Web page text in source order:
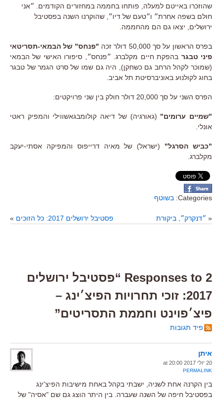
שהוזכרו באייטם למעלה, פותחו בחממה במחזורים הקודמים. ״אני
חולם בשפה אחרת״ ו״טעם של דיו״, שהוקרנו השנה בפסטיבל
ירושלים, יצאו גם הם מהחממה.
בפרס הראשון על סך 50,000 דולר זכה "פנחס" של הבמאי-תסריטאי
פיני טבגר בהפקת חיים מקלברג. ״פנחס״, סיפורו האישי של הבמאי
(שמוכר לקהל הרחב גם כשחקן), היה גם שמו של סרט הגמר של טבגר
בחוג לקולנוע באוניברסיטת תל אביב.
הפרס השני על סך 20,000 דולר חולק בין שני פרויקטים:
"שמיים ערומים" (גאורגיה) של דיאה קולומבגאשווילי והמפיק ראטי
אונלי.
"כביש הסרגל" (ישראל) של מאיה דרייפוס והמפיקה אסתי-יעקב
מקלברג.
Categories: בשוטף
« ״דנקרק״, ביקורת פסטיבל ירושלים 2017: כל הזוכים »
2 Responses to “פסטיבל ירושלים
2017: זוכי תחרויות הפיצ׳ינג –
פיצ׳פוינט וחממת התסריטים”
פיד תגובות
איתן
20 יולי 2017 at 20:00
PERMALINK
בין הקרנה אחת לשניה, ישבתי בקהל באחת מישיבות הפיצ'ינג
בפסטיבל חיפה של השנה שעברה. בין היתר הוצג גם שם "אסיה" של